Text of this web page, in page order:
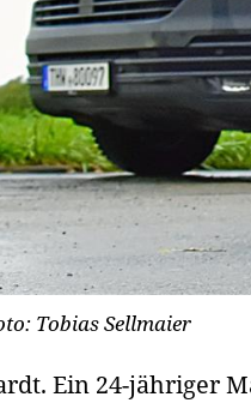
Tobias Sellmaier
Ein 24-jähriger